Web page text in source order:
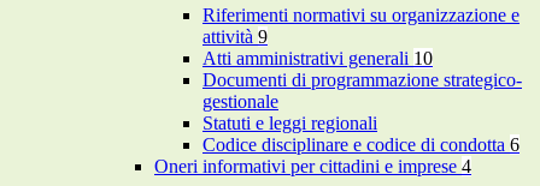
Riferimenti normativi su organizzazione e
attività 9
Atti amministrativi generali 10
Documenti di programmazione strategico-
gestionale
Statuti e leggi regionali
Codice disciplinare e codice di condotta 6
Oneri informativi per cittadini e imprese 4